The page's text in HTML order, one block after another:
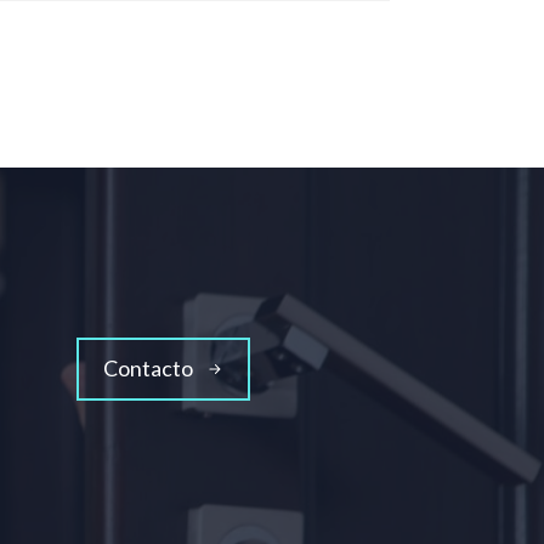
Contacto